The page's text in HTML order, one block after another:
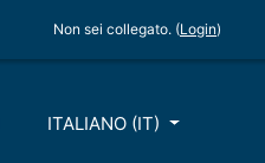
Non sei collegato. (Login)
ITALIANO ‎(IT)‎